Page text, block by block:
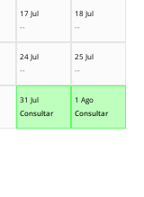
17 Jul
--
18 Jul
--
24 Jul
--
25 Jul
--
31 Jul
Consultar
1 Ago
Consultar